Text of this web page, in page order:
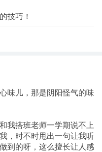
技巧！
味儿，那是阴阳怪气的味
我搭班老师一学期说不上
，时不时甩出一句让我听
到的呀，这么擅长让人感